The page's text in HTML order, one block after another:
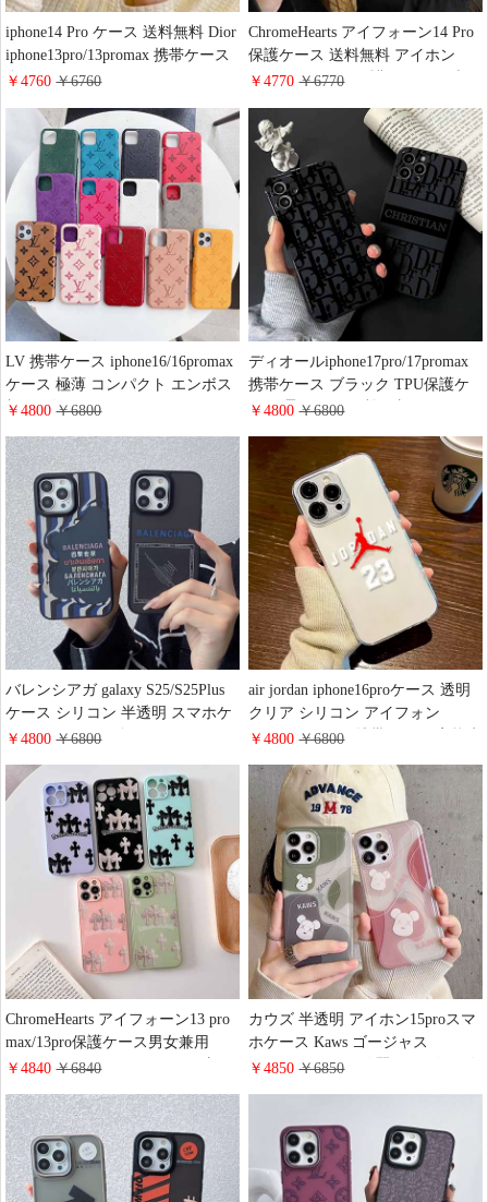
iphone14 Pro ケース 送料無料 Dior
iphone13pro/13promax 携帯ケース
合わせ易い アイフォン 12
iphone11 Pro ケース 花柄
￥4760￥6760
ChromeHearts アイフォーン14 Pro
保護ケース 送料無料 アイホン
13pro/13promax 保護ケース 欧米風
ースシリコン アイフォン 11 くま
スマホケース
￥4770￥6770
LV 携帯ケース iphone16/16promax
ケース 極薄 コンパクト エンボス
加工 ヴィトンiphone15pro/15plus保
イブランド Galaxy s25/s25Ultraス
マホケース 人気 おしゃれ
￥4800￥6800
ディオールiphone17pro/17promax
携帯ケース ブラック TPU保護ケ
ース 柔らかい 衝撃吸収 Dior
ブランド アイフォーン15/14/13
pro ケース おそろい
￥4800￥6800
バレンシアガ galaxy S25/S25Plus
ケース シリコン 半透明 スマホケ
ース balenciaga ギャラクシー
マット 耐衝撃 ブランド
iphone16/16 pro maxケースメンズ
レデイース
￥4800￥6800
air jordan iphone16proケース 透明
クリア シリコン アイフォン
16promax/16plus携帯ケース 高校生
ケース メンズ レデイース スポー
ツ風
￥4800￥6800
ChromeHearts アイフォーン13 pro
max/13pro保護ケース男女兼用
iPhone12promax/12pro ケース 新発
マックススマホケース和風
iPhoneX/XSカバー ガラス
￥4840￥6840
カウズ 半透明 アイホン15proスマ
ホケース Kaws ゴージャス
iphone14 ケース 綺麗 カウズ ロゴ
プロマックスケース
￥4850￥6850